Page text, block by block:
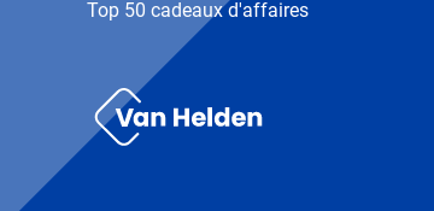
Top 50 cadeaux d'affaires